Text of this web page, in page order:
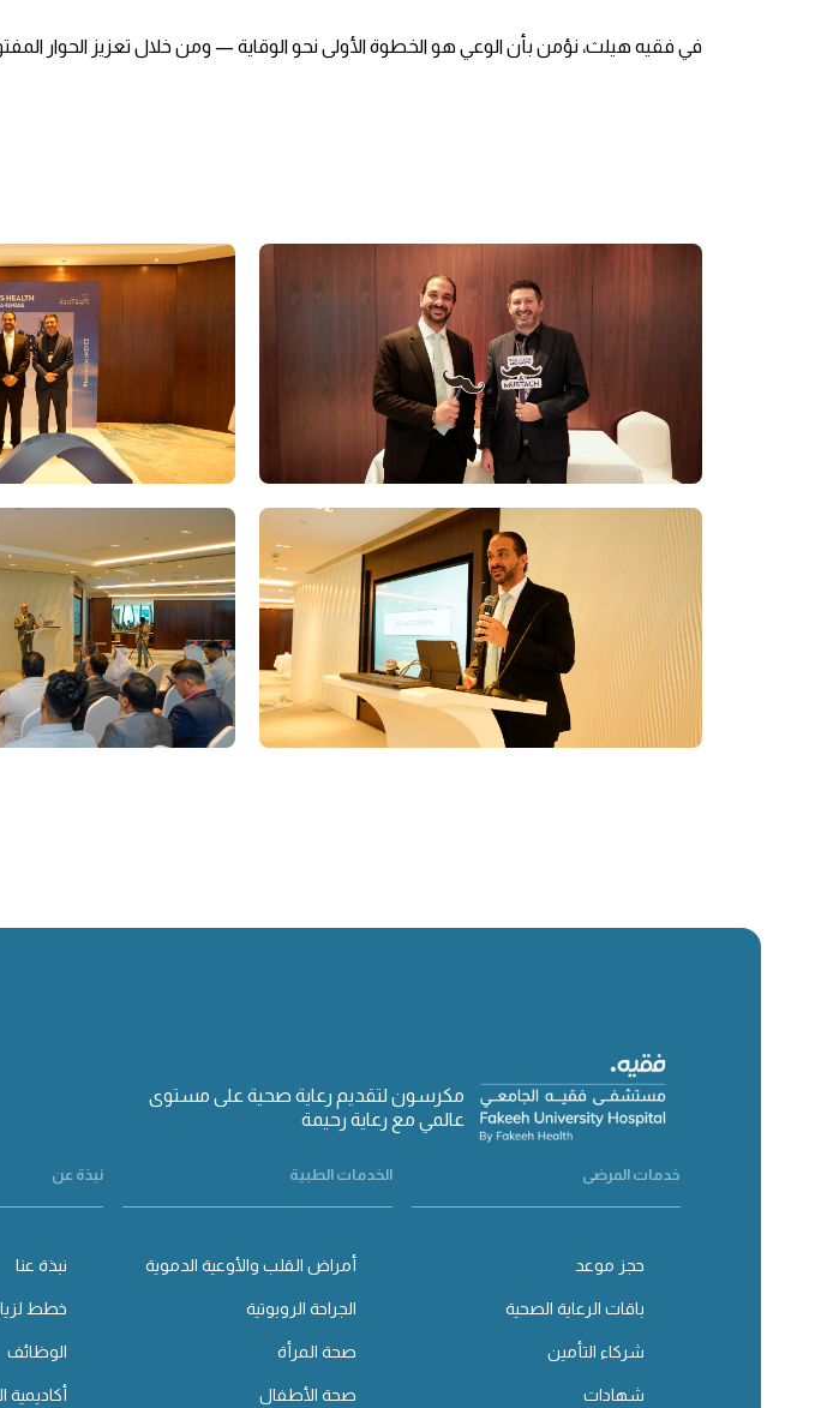
في فقيه هيلث، نؤمن بأن الوعي هو الخطوة الأولى نحو الوقاية — ومن خلال تعزيز الحوار
مكرسون لتقديم رعاية صحية على مستوى
عالمي مع رعاية رحيمة
خدمات المرضى
حجز موعد
باقات الرعاية الصحية
شركاء التأمين
شهادات
الخدمات الطبية
أمراض القلب والأوعية الدموية
الجراحة الروبوتية
صحة المرأة
صحة الأطفال
نبذة عن
نبذة عنا
خطط
الوظائف
أكاديمية